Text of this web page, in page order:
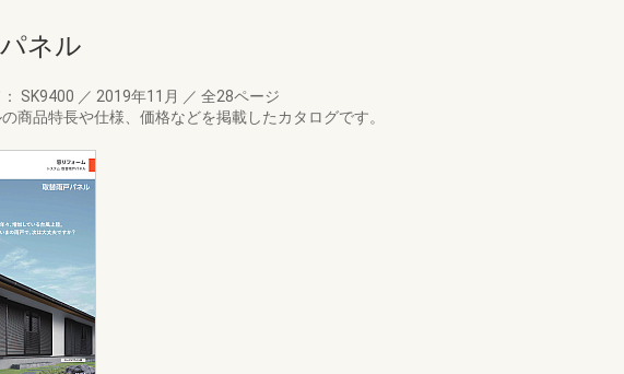
ネル
SK9400 ／ 2019年11月 ／ 全28ページ
商品特長や仕様、価格などを掲載したカタログです。